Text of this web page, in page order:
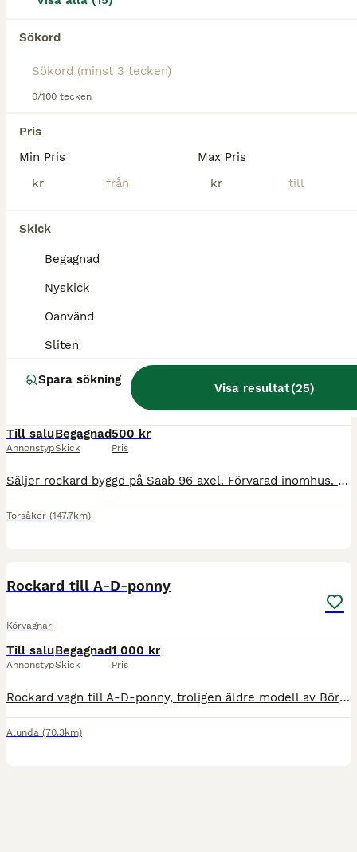
Sökord
0/100 tecken
Pris
Min Pris
kr
Max Pris
kr
Skick
Begagnad
Nyskick
Oanvänd
Sliten
Spara sökning
Visa resultat(25)
Till salu
Annonstyp
Begagnad
Skick
500 kr
Pris
Säljer rockard byggd på Saab 96 axel. Förvarad inomhus. Punktering på ett däck men ett extra medföljer. Skaklarnas totala längd 155 cm, från mitten av fästöglan ca 135,5 cm. Bredd mellan skaklarna ca
Torsåker (147.7km)
Rockard till A-D-ponny
Körvagnar
Till salu
Annonstyp
Begagnad
Skick
1 000 kr
Pris
Rockard vagn till A-D-ponny, troligen äldre modell av Börjes i Tingsryd. Lätt och nätt modell med fjädring och svängel. Två olika slutsteg på skaklarna medföljer, så skaklarna kan anpassas efter häs
Alunda (70.3km)